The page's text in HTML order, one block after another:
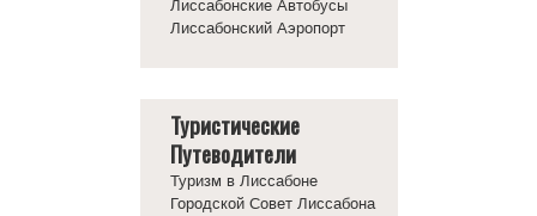
Лиссабонский Аэропорт
Туристические
Путеводители
Туризм в Лиссабоне
Городской Совет Лиссабона